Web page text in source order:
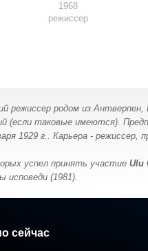
1968
режиссер
режиссер родом из Антверпен,
(если таковые имеются).
1929 г.. Карьера - режиссер,
успел принять участие Ulu
исповеди (1981).
сейчас